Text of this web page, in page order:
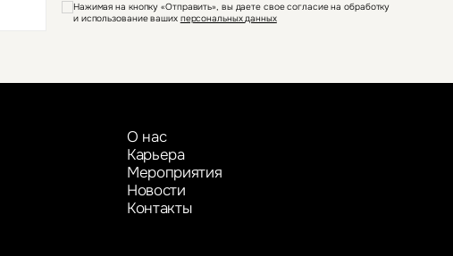
Нажимая на кнопку «Отправить», вы даете свое согласие на обработку
и использование ваших персональных данных
О нас
Карьера
Мероприятия
Новости
Контакты